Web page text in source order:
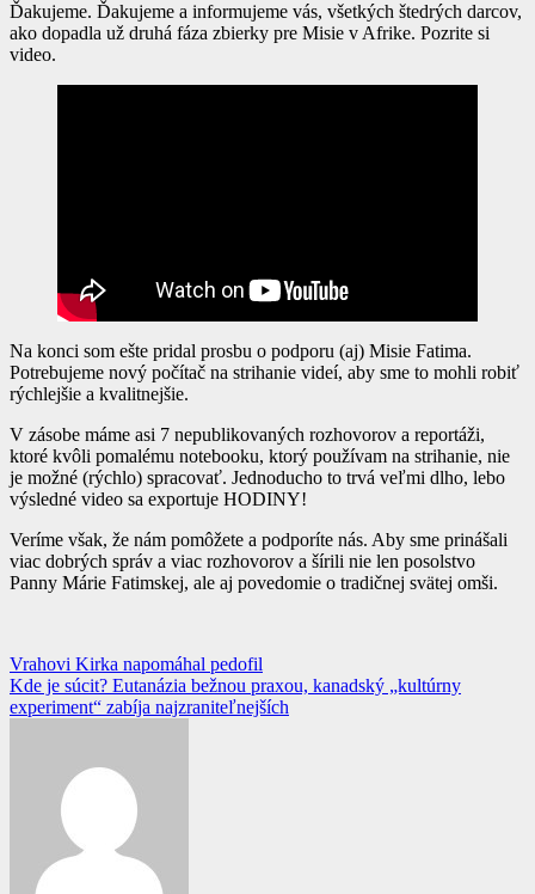
Ďakujeme. Ďakujeme a informujeme vás, všetkých štedrých darcov,
ako dopadla už druhá fáza zbierky pre Misie v Afrike. Pozrite si
video.
Na konci som ešte pridal prosbu o podporu (aj) Misie Fatima.
Potrebujeme nový počítač na strihanie videí, aby sme to mohli robiť
rýchlejšie a kvalitnejšie.
V zásobe máme asi 7 nepublikovaných rozhovorov a reportáži,
ktoré kvôli pomalému notebooku, ktorý používam na strihanie, nie
je možné (rýchlo) spracovať. Jednoducho to trvá veľmi dlho, lebo
výsledné video sa exportuje HODINY!
Veríme však, že nám pomôžete a podporíte nás. Aby sme prinášali
viac dobrých správ a viac rozhovorov a šírili nie len posolstvo
Panny Márie Fatimskej, ale aj povedomie o tradičnej svätej omši.
Navigácia
v
Vrahovi Kirka napomáhal pedofil
Kde je súcit? Eutanázia bežnou praxou, kanadský „kultúrny
experiment“ zabíja najzraniteľnejších